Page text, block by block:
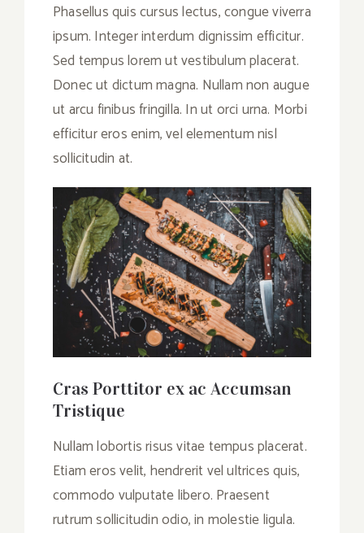
Phasellus quis cursus lectus, congue viverra
ipsum. Integer interdum dignissim efficitur.
Sed tempus lorem ut vestibulum placerat.
Donec ut dictum magna. Nullam non augue
ut arcu finibus fringilla. In ut orci urna. Morbi
efficitur eros enim, vel elementum nisl
sollicitudin at.
Cras Porttitor ex ac Accumsan
Tristique
Nullam lobortis risus vitae tempus placerat.
Etiam eros velit, hendrerit vel ultrices quis,
commodo vulputate libero. Praesent
rutrum sollicitudin odio, in molestie ligula.